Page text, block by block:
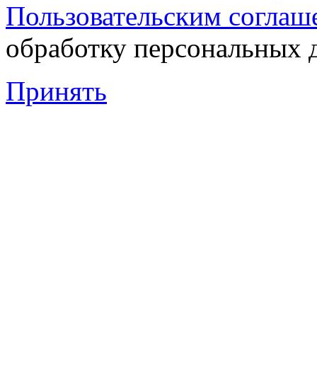
Пользовательским
обработку персональных
Принять